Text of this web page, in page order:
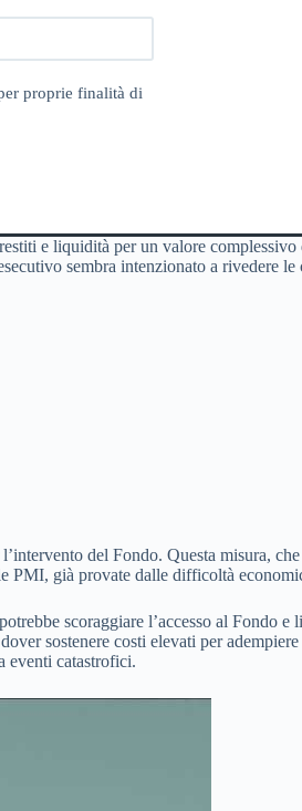
proprie finalità di
e liquidità per un valore complessivo
sembra intenzionato a rivedere
del Fondo. Questa misura,
PMI, già provate dalle difficoltà
scoraggiare l’accesso al Fondo e
sostenere costi elevati per
eventi catastrofici.